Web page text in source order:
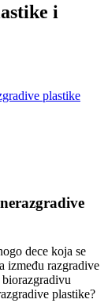
i
plastike
dece koja se
između razgradive
plastike?